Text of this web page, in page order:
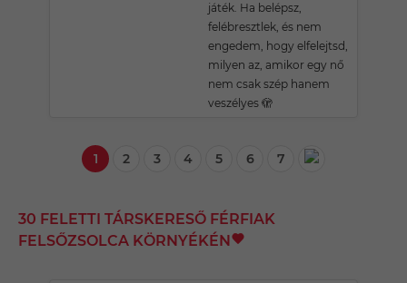
játék. Ha belépsz,
felébresztlek, és nem
engedem, hogy elfelejtsd,
milyen az, amikor egy nő
nem csak szép hanem
veszélyes 🫣
1 2 3 4 5 6 7
30 FELETTI TÁRSKERESŐ FÉRFIAK
FELSŐZSOLCA KÖRNYÉKÉN